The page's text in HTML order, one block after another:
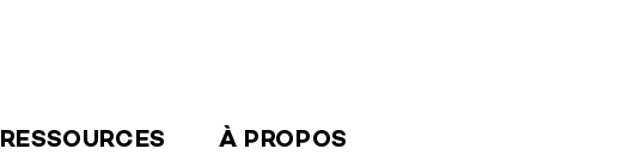
RESSOURCES À PROPOS